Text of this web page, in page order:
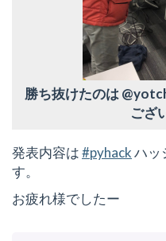
勝ち抜けたのは
ござ
発表内容は#pyhackハッ
す。
お疲れ様でしたー